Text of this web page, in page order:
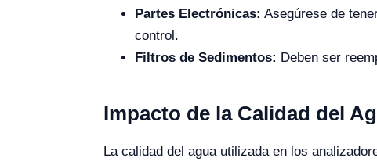
Partes Electrónicas: Asegúrese de
control.
Filtros de Sedimentos: Deben ser
Impacto de la Calidad del
La calidad del agua utilizada en los